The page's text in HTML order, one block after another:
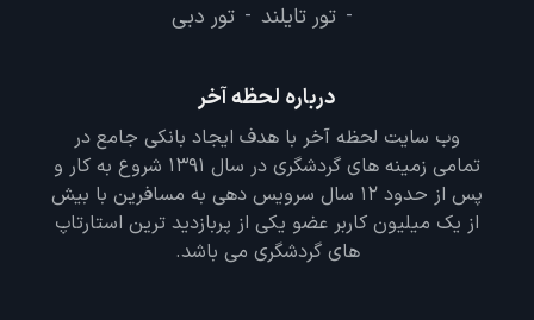
- تور تایلند - تور دبی
درباره لحظه آخر
وب سایت لحظه آخر با هدف ایجاد بانکی جامع در
تمامی زمینه های گردشگری در سال 1391 شروع به کار و
پس از حدود 12 سال سرویس دهی به مسافرین با بیش
از یک میلیون کاربر عضو یکی از پربازدید ترین استارتاپ
های گردشگری می باشد.